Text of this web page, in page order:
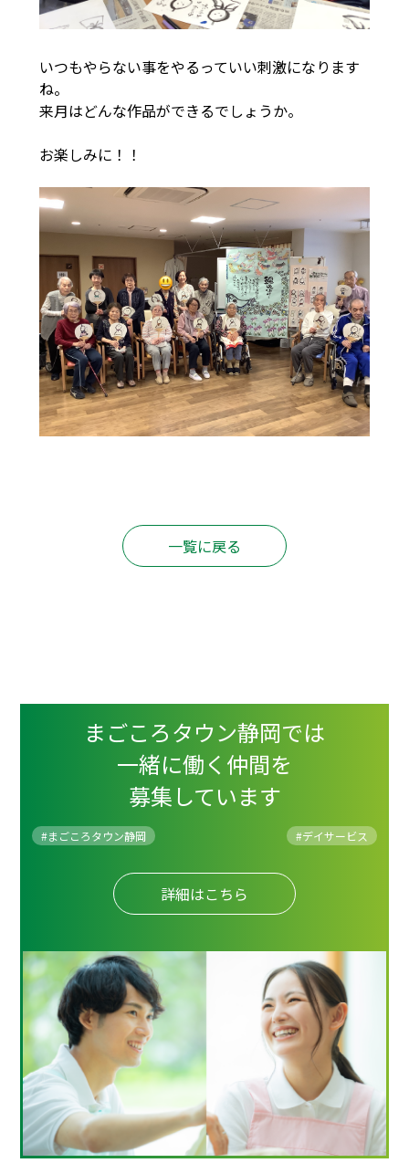
いつもやらない事をやるっていい刺激になります
ね。
来月はどんな作品ができるでしょうか。
お楽しみに！！
一覧に戻る
まごころタウン静岡では
一緒に働く仲間を
募集しています
#まごころタウン静岡 #デイサービス
詳細はこちら